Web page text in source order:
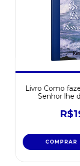
Livro Como
Senhor lhe